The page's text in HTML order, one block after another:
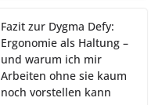
Fazit zur Dygma Defy:
Ergonomie als Haltung –
und warum ich mir
Arbeiten ohne sie kaum
noch vorstellen kann